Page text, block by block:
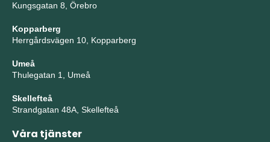
Kungsgatan 8, Örebro
Kopparberg
Herrgårdsvägen 10, Kopparberg
Umeå
Thulegatan 1, Umeå
Skellefteå
Strandgatan 48A, Skellefteå
Våra tjänster